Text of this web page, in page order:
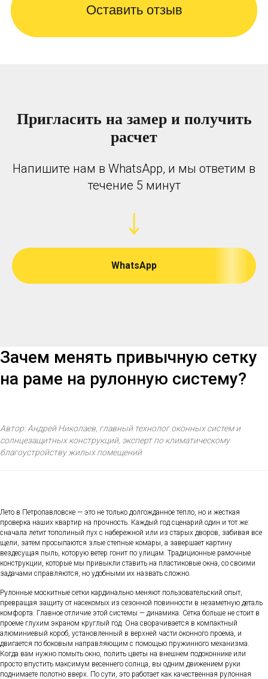
Оставить отзыв
Пригласить на замер и получить
расчет
Напишите нам в WhatsApp, и мы ответим в
течение 5 минут
WhatsApp
Зачем менять привычную сетку
на раме на рулонную систему?
Автор: Андрей Николаев, главный технолог оконных систем и
солнцезащитных конструкций, эксперт по климатическому
благоустройству жилых помещений
Лето в Петропавловске — это не только долгожданное тепло, но и жесткая
проверка наших квартир на прочность. Каждый год сценарий один и тот же:
сначала летит тополиный пух с набережной или из старых дворов, забивая все
щели, затем просыпаются злые степные комары, а завершает картину
вездесущая пыль, которую ветер гонит по улицам. Традиционные рамочные
конструкции, которые мы привыкли ставить на пластиковые окна, со своими
задачами справляются, но удобными их назвать сложно.
Рулонные москитные сетки кардинально меняют пользовательский опыт,
превращая защиту от насекомых из сезонной повинности в незаметную деталь
комфорта. Главное отличие этой системы — динамика. Сетка больше не стоит в
проеме глухим экраном круглый год. Она сворачивается в компактный
алюминиевый короб, установленный в верхней части оконного проема, и
двигается по боковым направляющим с помощью пружинного механизма.
Когда вам нужно помыть окно, полить цветы на внешнем подоконнике или
просто впустить максимум весеннего солнца, вы одним движением руки
поднимаете полотно вверх. По сути, это работает как качественная рулонная